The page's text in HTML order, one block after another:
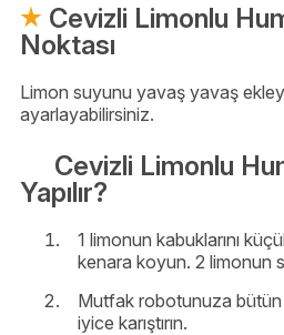
Cevizli Limonlu
Noktası
Limon suyunu yavaş yavaş
ayarlayabilirsiniz.
Cevizli Limonlu
Yapılır?
1 limonun kabuklarını
kenara koyun. 2 limonun
Mutfak robotunuza
iyice karıştırın.